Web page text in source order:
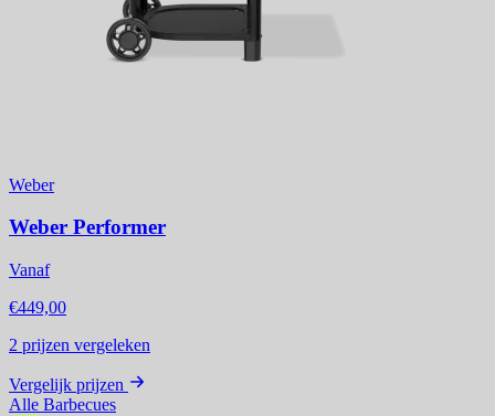
Weber
Weber Performer
Vanaf
€449,00
2 prijzen vergeleken
Vergelijk prijzen
Alle Barbecues